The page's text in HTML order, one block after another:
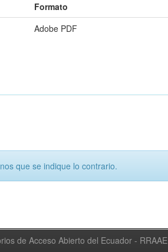
Formato
Adobe PDF
que se indique lo contrario.
de Acceso Abierto del Ecuador - RRAAE